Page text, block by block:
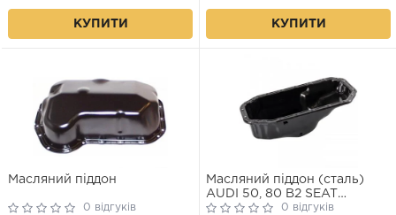
КУПИТИ КУПИТИ
Масляний піддон
0 відгуків
Масляний піддон (сталь)
AUDI 50, 80 B2 SEAT
CORDOBA, IBIZA II VW
0 відгуків